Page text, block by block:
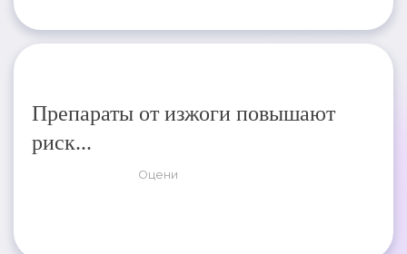
Препараты от изжоги повышают
риск...
Оцени